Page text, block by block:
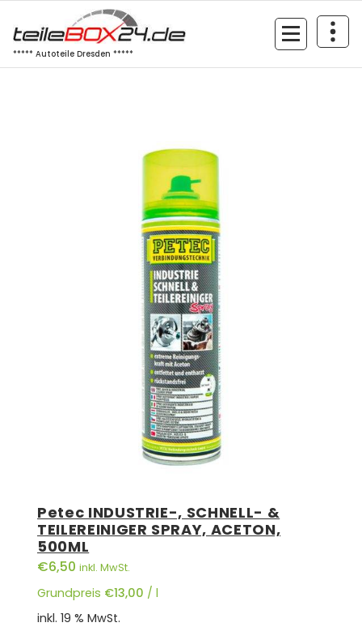
Inhalt
springen
***** Autoteile Dresden *****
Petec INDUSTRIE-, SCHNELL- &
TEILEREINIGER SPRAY, ACETON,
500ML
€6,50 inkl. MwSt.
Grundpreis €13,00 / l
inkl. 19 % MwSt.